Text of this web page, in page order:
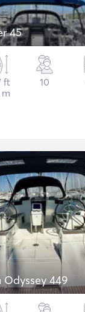
45
ft
m
10
Odyssey 449